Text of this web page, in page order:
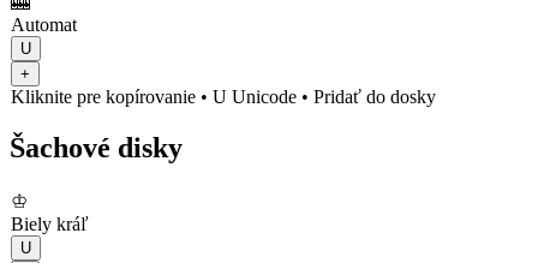
Automat
U
+
Kliknite pre kopírovanie • U Unicode • Pridať do dosky
Šachové disky
♔
Biely kráľ
U